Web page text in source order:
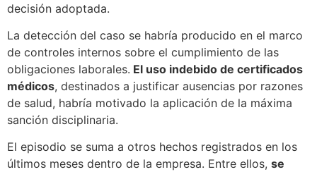
decisión adoptada.
La detección del caso se habría producido en el marco
de controles internos sobre el cumplimiento de las
obligaciones laborales. El uso indebido de certificados
médicos, destinados a justificar ausencias por razones
de salud, habría motivado la aplicación de la máxima
sanción disciplinaria.
El episodio se suma a otros hechos registrados en los
últimos meses dentro de la empresa. Entre ellos, se